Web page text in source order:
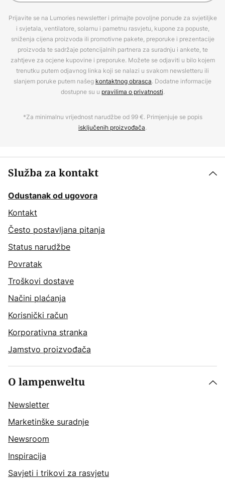
Prijavite se na Lumories newsletter i primajte povoljne ponude za svjetiljke
i svjetala, ventilatore, solarnu i pametnu rasvjetu, kupone za popuste,
sniženja cijena proizvoda ili promotivne pakete, preporuke i prezentacije
proizvoda te sadržaje potencijalnih partnera za suradnju i ankete, te
zahtjeve za ocjene kupovine i preporuke. Možete se odjaviti u bilo kojem
trenutku putem odjavnog linka koji se nalazi u svakom newsletteru ili
slanjem poruke putem našeg kontaktnog obrasca. Dodatne informacije
dostupne su u pravilima o privatnosti.
*Za minimalnu vrijednost narudžbe od 99 €. Primjenjuje se popis
isključenih proizvođača.
Služba za kontakt
Odustanak od ugovora
Kontakt
Često postavljana pitanja
Status narudžbe
Povratak
Troškovi dostave
Načini plaćanja
Korisnički račun
Korporativna stranka
Jamstvo proizvođača
O lampenweltu
Newsletter
Marketinške suradnje
Newsroom
Inspiracija
Savjeti i trikovi za rasvjetu